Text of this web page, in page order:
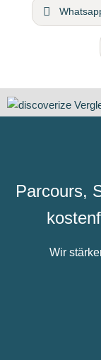
Parcours,
Wir